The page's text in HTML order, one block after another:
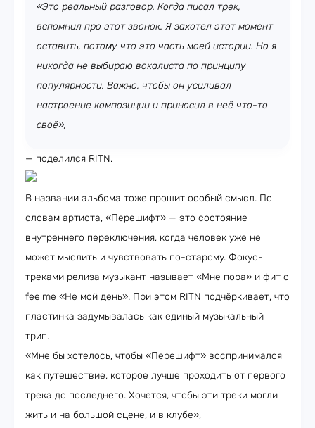
«Это реальный разговор. Когда писал трек,
вспомнил про этот звонок. Я захотел этот момент
оставить, потому что это часть моей истории. Но я
никогда не выбираю вокалиста по принципу
популярности. Важно, чтобы он усиливал
настроение композиции и приносил в неё что-то
своё»,
— поделился RITN.
В названии альбома тоже прошит особый смысл. По
словам артиста, «Перешифт» — это состояние
внутреннего переключения, когда человек уже не
может мыслить и чувствовать по-старому. Фокус-
треками релиза музыкант называет «Мне пора» и фит с
feelme «Не мой день». При этом RITN подчёркивает, что
пластинка задумывалась как единый музыкальный
трип.
«Мне бы хотелось, чтобы «Перешифт» воспринимался
как путешествие, которое лучше проходить от первого
трека до последнего. Хочется, чтобы эти треки могли
жить и на большой сцене, и в клубе»,